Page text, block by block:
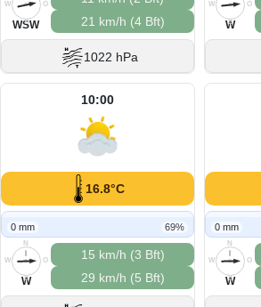
O
S
W
WSW
21 km/h (4 Bft)
1022 hPa
O
S
W
W
10:00
16.8°C
0 mm 69%
N
O
S
W
W
15 km/h (3 Bft)
29 km/h (5 Bft)
0 mm
N
O
S
W
W